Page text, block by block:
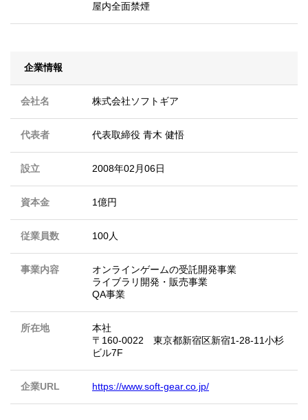
屋内全面禁煙
企業情報
会社名 株式会社ソフトギア
代表者 代表取締役 ⻘⽊ 健悟
設立 2008年02月06日
資本金 1億円
従業員数 100人
事業内容
オンラインゲームの受託開発事業
ライブラリ開発・販売事業
QA事業
所在地
本社
〒160-0022 東京都新宿区新宿1-28-11小杉
ビル7F
企業URL https://www.soft-gear.co.jp/